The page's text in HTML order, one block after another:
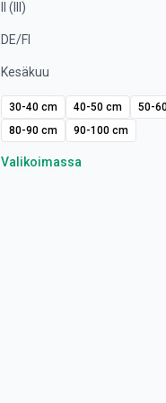
II (III)
DE/FI
Kesäkuu
30-40 cm 40-50 cm
50-
80-90 cm
90-100 cm
Valikoimassa